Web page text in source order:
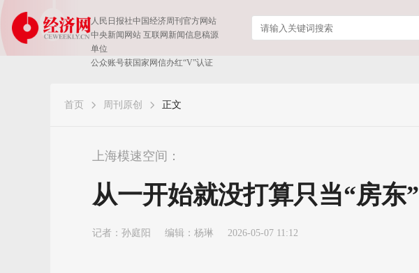
人民日报社中国经济周刊官方网站
中央新闻网站 互联网新闻信息稿源
单位
公众账号获国家网信办红“V”认证
首页 周刊原创 正文
上海模速空间：
从一开始就没打算只当“房东”
记者： 孙庭阳 编辑：杨琳 2026-05-07 11:12